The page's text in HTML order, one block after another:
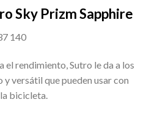
Sky Prizm Sapphire
140
el rendimiento, Sutro le da a los
versátil que pueden usar con
bicicleta.